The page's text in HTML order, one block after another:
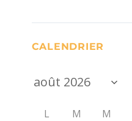
CALENDRIER
L M M